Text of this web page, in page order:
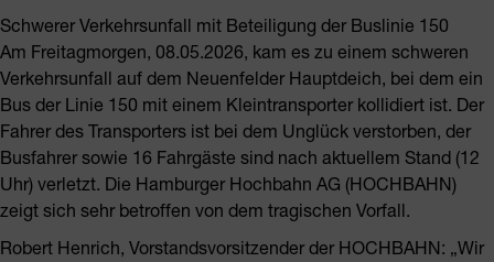
Schwerer Verkehrsunfall mit Beteiligung der Buslinie 150
Am Freitagmorgen, 08.05.2026, kam es zu einem schweren
Verkehrsunfall auf dem Neuenfelder Hauptdeich, bei dem ein
Bus der Linie 150 mit einem Kleintransporter kollidiert ist. Der
Fahrer des Transporters ist bei dem Unglück verstorben, der
Busfahrer sowie 16 Fahrgäste sind nach aktuellem Stand (12
Uhr) verletzt. Die Hamburger Hochbahn AG (HOCHBAHN)
zeigt sich sehr betroffen von dem tragischen Vorfall.
Robert Henrich, Vorstandsvorsitzender der HOCHBAHN: „Wir